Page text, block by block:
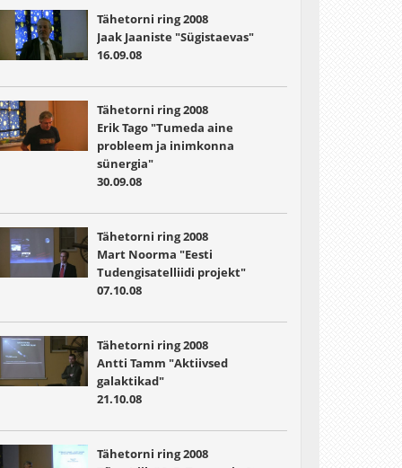
Tähetorni ring 2008
Jaak Jaaniste "Sügistaevas"
16.09.08
Tähetorni ring 2008
Erik Tago "Tumeda aine
probleem ja inimkonna
sünergia"
30.09.08
Tähetorni ring 2008
Mart Noorma "Eesti
Tudengisatelliidi projekt"
07.10.08
Tähetorni ring 2008
Antti Tamm "Aktiivsed
galaktikad"
21.10.08
Tähetorni ring 2008